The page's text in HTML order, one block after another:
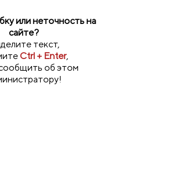
или неточность на
сайте?
текст,
Ctrl + Enter,
об этом